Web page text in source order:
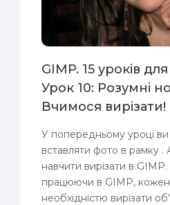
GIMP. 15 уроків для
Урок 10: Розумні
Вчимося вирізати!
У попередньому уроці
вставляти фото в рамку .
навчити вирізати в
працюючи в GIMP, кожен
необхідністю вирізати